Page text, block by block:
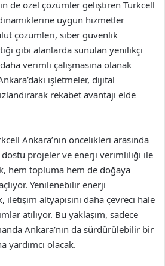
de özel çözümler geliştiren Turkcell
uygun hizmetler
çözümleri, siber güvenlik
gibi alanlarda sunulan yenilikçi
verimli çalışmasına olanak
işletmeler, dijital
rekabet avantajı elde
Ankara’nın öncelikleri arasında
dostu projeler ve enerji verimliliği ile
hem topluma hem de doğaya
Yenilenebilir enerji
iletişim altyapısını daha çevreci hale
atılıyor. Bu yaklaşım, sadece
Ankara’nın da sürdürülebilir bir
yardımcı olacak.